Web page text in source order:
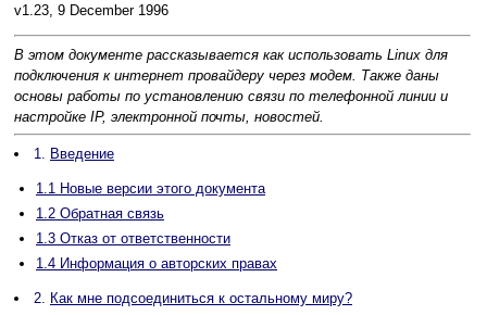
v1.23, 9 December 1996
В этом документе рассказывается как использовать Linux для
подключения к интернет провайдеру через модем. Также даны
основы работы по установлению связи по телефонной линии и
настройке IP, электронной почты, новостей.
1. Введение
1.1 Новые версии этого документа
1.2 Обратная связь
1.3 Отказ от ответственности
1.4 Информация о авторских правах
2. Как мне подсоединиться к остальному миру?